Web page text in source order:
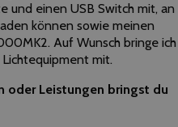
und einen USB Switch mit, an
können sowie meinen
Auf Wunsch bringe ich
mit.
oder Leistungen bringst du